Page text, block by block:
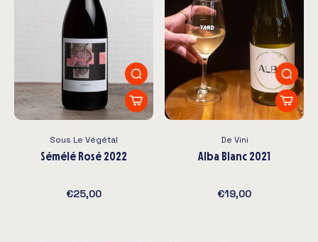
Sous Le Végétal
Sémélé Rosé 2022
€25,00
De Vini
Alba Blanc 2021
€19,00